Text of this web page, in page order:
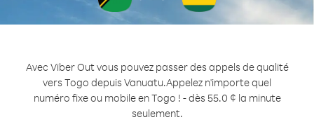
Avec Viber Out vous pouvez passer des appels de qualité
vers Togo depuis Vanuatu.Appelez n'importe quel
numéro fixe ou mobile en Togo ! - dès 55.0 ¢ la minute
seulement.